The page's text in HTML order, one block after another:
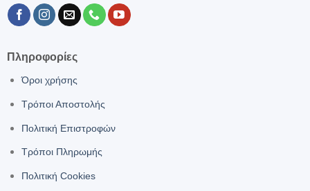
Πληροφορίες
Όροι χρήσης
Τρόποι Αποστολής
Πολιτική Επιστροφών
Τρόποι Πληρωμής
Πολιτική Cookies